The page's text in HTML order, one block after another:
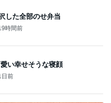
した全部のせ弁当
時間前
い幸せそうな寝顔
日前